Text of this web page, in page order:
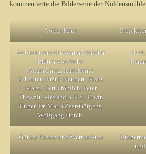
kommentierte die Bilderserie der Noldensmühle.
Volles Haus
Autorenteam der vierten Plaidter
Blätter von links:
Adam Einig, Karl-Heinz
Scheuren, Frank Neupert, Klaus
Marzi, Gert Fröhlich, Peter
Thewalt, Alexandra Kiel, Erwin
Unger, Dr. Maria Zaar-Görgens,
Wolfgang Horch.
Günter Kreten und Werner Auer